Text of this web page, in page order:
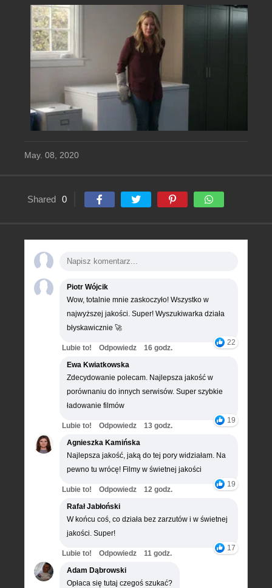
May. 08, 2020
Shared 0
Piotr Wójcik
Wow, totalnie mnie zaskoczyło! Wszystko w
najwyższej jakości. Super! Wyszukiwarka działa
błyskawicznie 🚀
22
Lubie to! Odpowiedz
16 godz.
Ewa Kwiatkowska
Zdecydowanie polecam. Najlepsza jakość w
porównaniu do innych serwisów. Super szybkie
ładowanie filmów
19
Lubie to! Odpowiedz
13 godz.
Agnieszka Kamińska
Najlepsza jakość, jaką do tej pory widziałam. Na
pewno tu wrócę! Filmy w świetnej jakości
19
Lubie to! Odpowiedz
12 godz.
Rafał Jabłoński
W końcu coś, co działa bez zarzutów i w świetnej
jakości. Super!
17
Lubie to! Odpowiedz
11 godz.
Adam Dąbrowski
Opłaca się tutaj czegoś szukać?